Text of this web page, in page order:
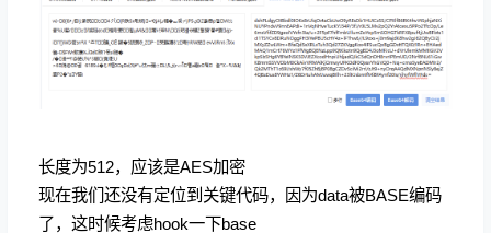
长度为512，应该是AES加密
现在我们还没有定位到关键代码，因为data被BASE编码
了，这时候考虑hook一下base